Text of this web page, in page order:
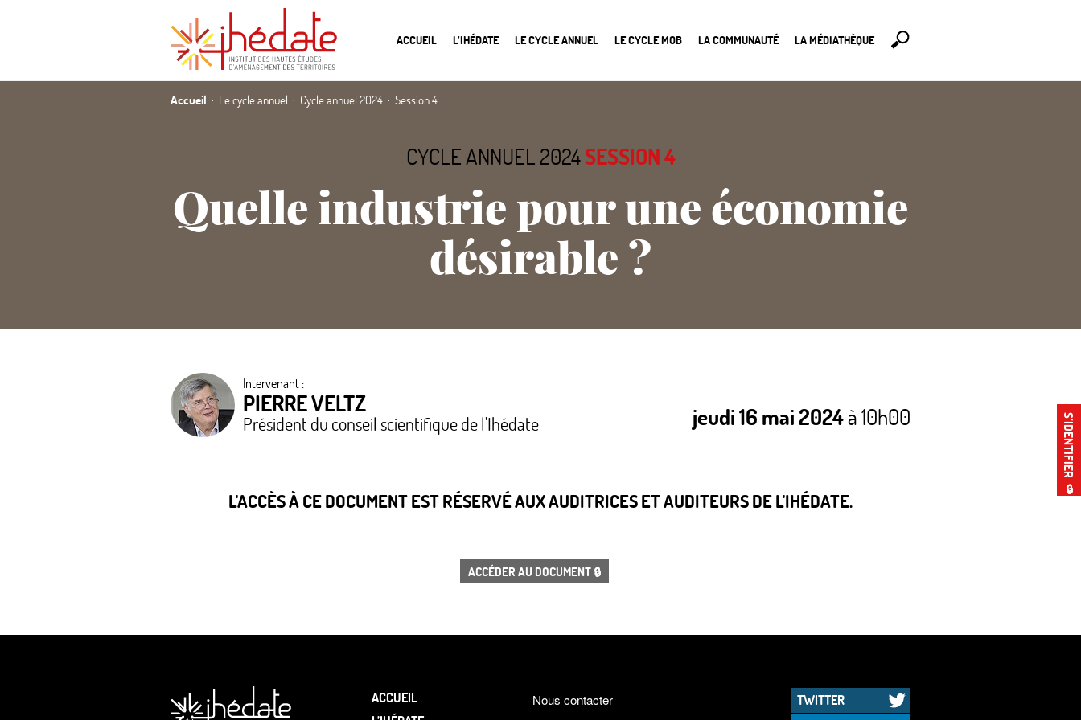
ACCUEIL L’IHÉDATE LE CYCLE ANNUEL LE CYCLE MOB LA COMMUNAUTÉ LA MÉDIATHÈQUE
S’IDENTIFIER
🔒
Accueil Le cycle annuel Cycle annuel 2024 Session 4
CYCLE ANNUEL 2024SESSION 4
Quelle industrie pour une économie
désirable?
Intervenant :
PIERRE VELTZ
Président du conseil scientifique de l'Ihédate jeudi 16 mai 2024à 10h00
L'ACCÈS À CE DOCUMENT EST RÉSERVÉ AUX AUDITRICES ET AUDITEURS DE L'IHÉDATE.
ACCÉDER AU DOCUMENT 🔒
ACCUEIL
Nous contacter
TWITTER